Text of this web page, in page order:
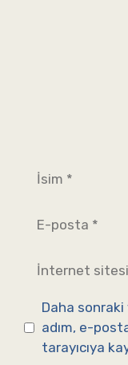
İsim
posta
İnternet
sitesi
Daha sonraki
adım, e-
tarayıcıya